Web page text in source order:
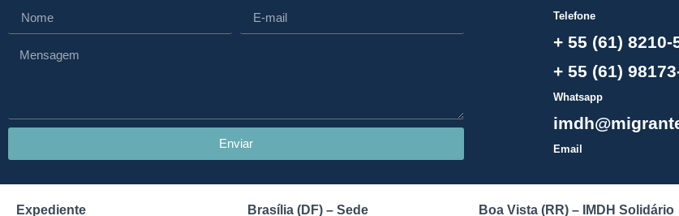
Enviar
Telefone
+ 55 (61) 8210-
+ 55 (61)
Whatsapp
Email
Expediente Brasília (DF) – Sede Boa Vista (RR) – IMDH Solidário